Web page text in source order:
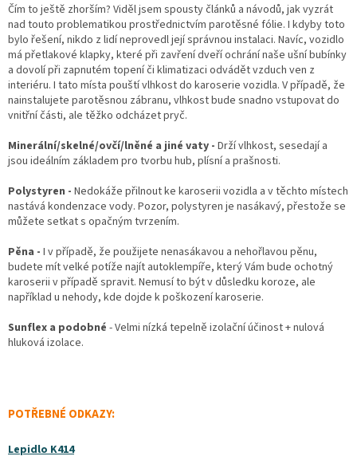
Čím to ještě zhorším? Viděl jsem spousty článků a návodů, jak vyzrát
nad touto problematikou prostřednictvím parotěsné fólie. I kdyby toto
bylo řešení, nikdo z lidí neprovedl její správnou instalaci. Navíc, vozidlo
má přetlakové klapky, které při zavření dveří ochrání naše ušní bubínky
a dovolí při zapnutém topení či klimatizaci odvádět vzduch ven z
interiéru. I tato místa pouští vlhkost do karoserie vozidla. V případě, že
nainstalujete parotěsnou zábranu, vlhkost bude snadno vstupovat do
vnitřní části, ale těžko odcházet pryč.
Minerální/skelné/ovčí/lněné a jiné vaty - Drží vlhkost, sesedají a
jsou ideálním základem pro tvorbu hub, plísní a prašnosti.
Polystyren - Nedokáže přilnout ke karoserii vozidla a v těchto místech
nastává kondenzace vody. Pozor, polystyren je nasákavý, přestože se
můžete setkat s opačným tvrzením.
Pěna - I v případě, že použijete nenasákavou a nehořlavou pěnu,
budete mít velké potíže najít autoklempíře, který Vám bude ochotný
karoserii v případě spravit. Nemusí to být v důsledku koroze, ale
například u nehody, kde dojde k poškození karoserie.
Sunflex a podobné - Velmi nízká tepelně izolační účinost + nulová
hluková izolace.
POTŘEBNÉ ODKAZY:
Lepidlo K414